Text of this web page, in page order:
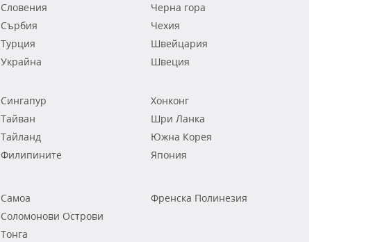
Словения
Сърбия
Турция
Украйна
Черна гора
Чехия
Швейцария
Швеция
Сингапур
Тайван
Тайланд
Филипините
Хонконг
Шри Ланка
Южна Корея
Япония
Самоа
Соломонови Острови
Тонга
Френска Полинезия